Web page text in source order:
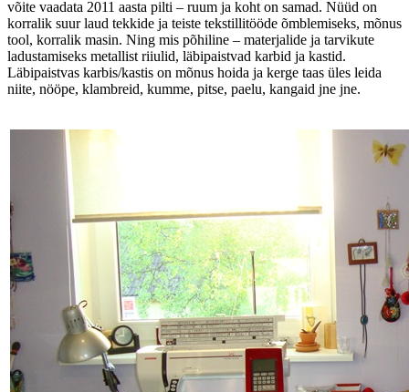
võite vaadata 2011 aasta pilti – ruum ja koht on samad. Nüüd on
korralik suur laud tekkide ja teiste tekstillitööde õmblemiseks, mõnus
tool, korralik masin. Ning mis põhiline – materjalide ja tarvikute
ladustamiseks metallist riiulid, läbipaistvad karbid ja kastid.
Läbipaistvas karbis/kastis on mõnus hoida ja kerge taas üles leida
niite, nööpe, klambreid, kumme, pitse, paelu, kangaid jne jne.